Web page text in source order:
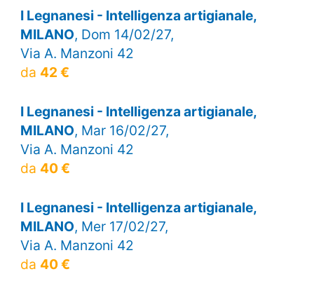
I Legnanesi - Intelligenza artigianale,
MILANO, Dom 14/02/27,
Via A. Manzoni 42
da 42 €
I Legnanesi - Intelligenza artigianale,
MILANO, Mar 16/02/27,
Via A. Manzoni 42
da 40 €
I Legnanesi - Intelligenza artigianale,
MILANO, Mer 17/02/27,
Via A. Manzoni 42
da 40 €